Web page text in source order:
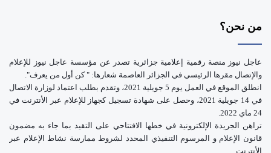
من نحن؟
عاجل نيوز منصة رقمية إعلامية جزائرية تصدر عن مؤسسة عاجل نيوز للإعلام
والإتصال مقرها الرئيسي في الجزائر العاصمة شعارها: " كن أول من يعرف".
انطلق الموقع في العمل يوم 5 جويلية 2021، وتقدم بطلب اعتماد لوزارة الاتصال
في 14 جويلية 2021، وحصل على شهادة تسجيل كجهاز للإعلام عبر الأنترنت في
24 ماي 2022.
تراهن الجريدة الإلكترونية في خطها الافتتاحي على التقيد بما جاء به مضمون
قانون الإعلام و المرسوم التنفيذي المحدد لشروط ممارسة نشاط الإعلام عبر
الأنترنت.